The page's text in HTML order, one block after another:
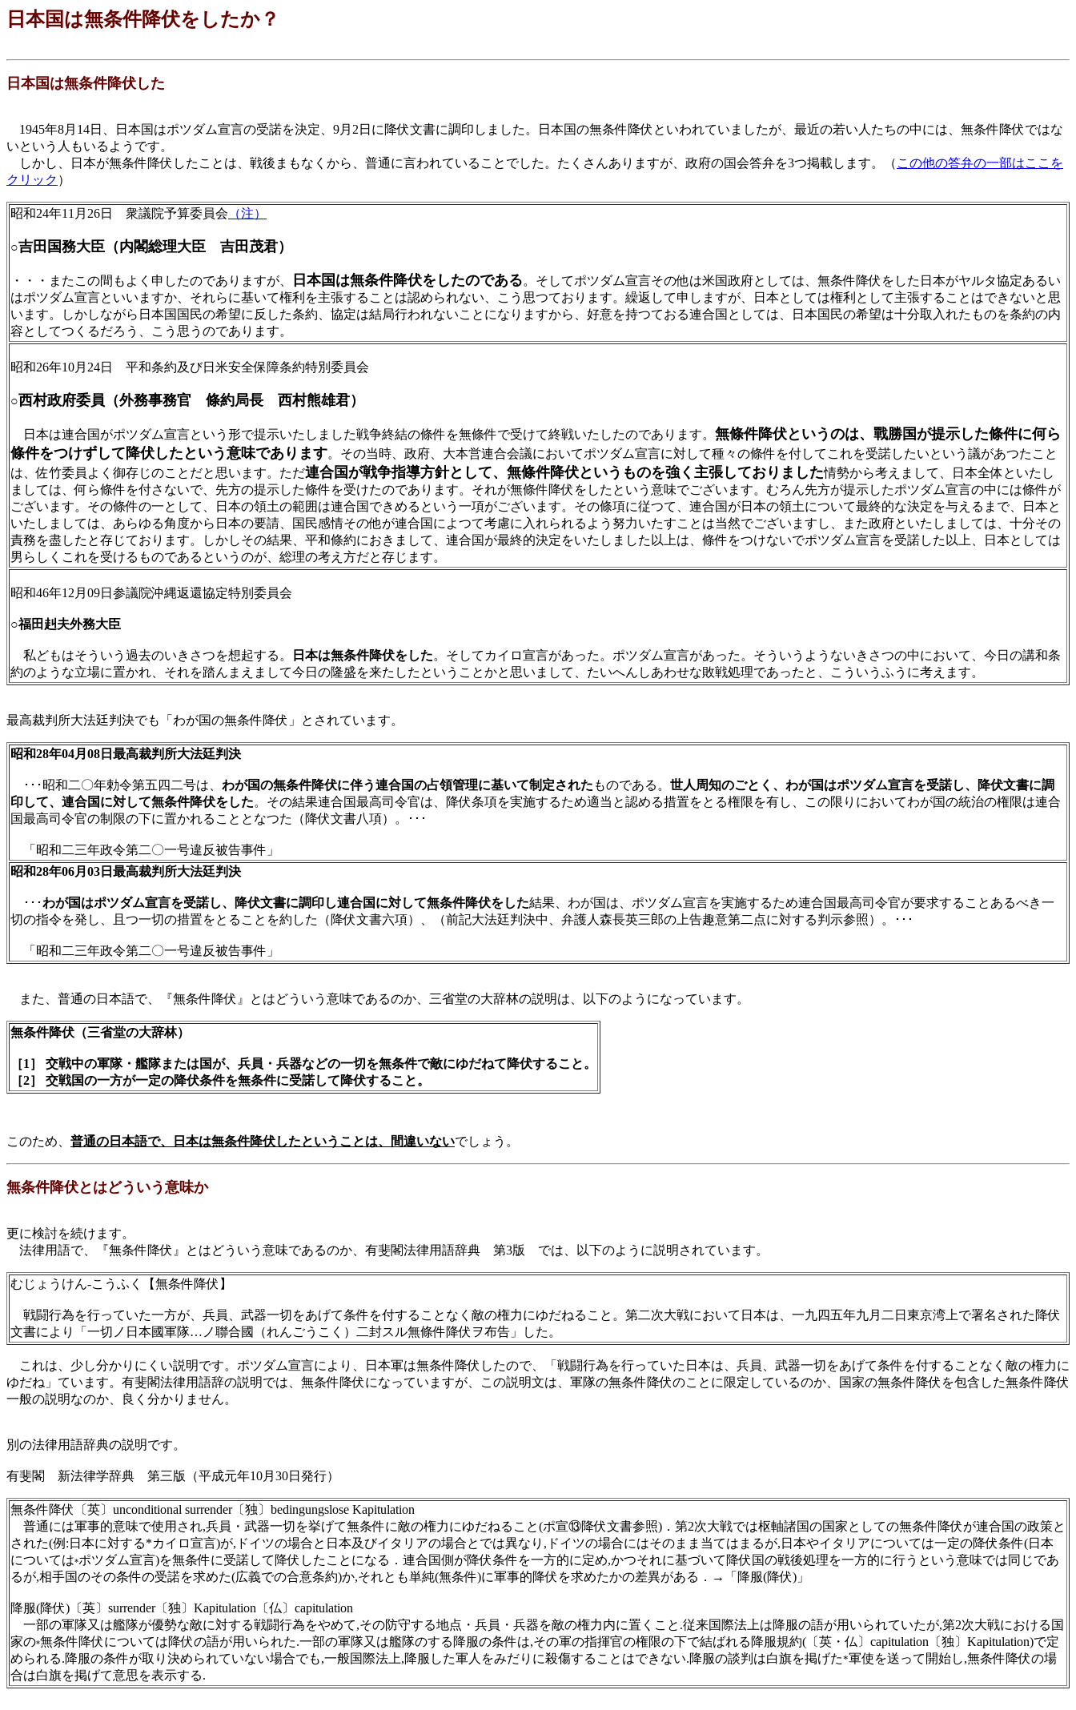
日本国は無条件降伏をしたか？
日本国は無条件降伏した
1945年8月14日、日本国はポツダム宣言の受諾を決定、9月2日に降伏文書に調印しました。日本国の無条件降伏といわれていましたが、最近の若い人たちの中には、無条件降伏ではな
いという人もいるようです。
しかし、日本が無条件降伏したことは、戦後まもなくから、普通に言われていることでした。たくさんありますが、政府の国会答弁を3つ掲載します。（ この他の答弁の一部はここを
クリック ）
昭和24年11月26日 衆議院予算委員会 （注）
○吉田国務大臣（内閣総理大臣 吉田茂君）
・・・またこの間もよく申したのでありますが、 日本国は無条件降伏をしたのである。そしてポツダム宣言その他は米国政府としては、無条件降伏をした日本がヤルタ協定あるい
はポツダム宣言といいますか、それらに基いて権利を主張することは認められない、こう思つております。繰返して申しますが、日本としては権利として主張することはできないと思
います。しかしながら日本国国民の希望に反した条約、協定は結局行われないことになりますから、好意を持つておる連合国としては、日本国民の希望は十分取入れたものを条約の内
容としてつくるだろう、こう思うのであります。
昭和26年10月24日 平和条約及び日米安全保障条約特別委員会
○西村政府委員（外務事務官 條約局長 西村熊雄君）
日本は連合国がポツダム宣言という形で提示いたしました戦争終結の條件を無條件で受けて終戦いたしたのであります。 無條件降伏というのは、戰勝国が提示した條件に何ら
條件をつけずして降伏したという意味であります。その当時、政府、大本営連合会議においてポツダム宣言に対して種々の條件を付してこれを受諾したいという議があつたこと
は、佐竹委員よく御存じのことだと思います。ただ連合国が戦争指導方針として、無條件降伏というものを強く主張しておりました情勢から考えまして、日本全体といたし
ましては、何ら條件を付さないで、先方の提示した條件を受けたのであります。それが無條件降伏をしたという意味でございます。むろん先方が提示したポツダム宣言の中には條件が
ございます。その條件の一として、日本の領土の範囲は連合国できめるという一項がございます。その條項に従つて、連合国が日本の領土について最終的な決定を与えるまで、日本と
いたしましては、あらゆる角度から日本の要請、国民感情その他が連合国によつて考慮に入れられるよう努力いたすことは当然でございますし、また政府といたしましては、十分その
責務を盡したと存じております。しかしその結果、平和條約におきまして、連合国が最終的決定をいたしました以上は、條件をつけないでポツダム宣言を受諾した以上、日本としては
男らしくこれを受けるものであるというのが、総理の考え方だと存じます。
昭和46年12月09日参議院沖縄返還協定特別委員会
○福田赳夫外務大臣
私どもはそういう過去のいきさつを想起する。 日本は無条件降伏をした。そしてカイロ宣言があった。ポツダム宣言があった。そういうようないきさつの中において、今日の講和条
約のような立場に置かれ、それを踏んまえまして今日の隆盛を来たしたということかと思いまして、たいへんしあわせな敗戦処理であったと、こういうふうに考えます。
最高裁判所大法廷判決でも「わが国の無条件降伏」とされています。
昭和28年04月08日最高裁判所大法廷判決
･･･昭和二〇年勅令第五四二号は、 わが国の無条件降伏に伴う連合国の占領管理に基いて制定された ものである。 世人周知のごとく、わが国はポツダム宣言を受諾し、降伏文書に調
印して、連合国に対して無条件降伏をした。その結果連合国最高司令官は、降伏条項を実施するため適当と認める措置をとる権限を有し、この限りにおいてわが国の統治の権限は連合
国最高司令官の制限の下に置かれることとなつた（降伏文書八項）。･･･
「昭和二三年政令第二〇一号違反被告事件」
昭和28年06月03日最高裁判所大法廷判決
･･･わが国はポツダム宣言を受諾し、降伏文書に調印し連合国に対して無条件降伏をした結果、わが国は、ポツダム宣言を実施するため連合国最高司令官が要求することあるべき一
切の指令を発し、且つ一切の措置をとることを約した（降伏文書六項）、（前記大法廷判決中、弁護人森長英三郎の上告趣意第二点に対する判示参照）。･･･
「昭和二三年政令第二〇一号違反被告事件」
また、普通の日本語で、『無条件降伏』とはどういう意味であるのか、三省堂の大辞林の説明は、以下のようになっています。
無条件降伏（三省堂の大辞林）
［1］ 交戦中の軍隊・艦隊または国が、兵員・兵器などの一切を無条件で敵にゆだねて降伏すること。
［2］ 交戦国の一方が一定の降伏条件を無条件に受諾して降伏すること。
このため、 普通の日本語で、日本は無条件降伏したということは、間違いないでしょう。
無条件降伏とはどういう意味か
更に検討を続けます。
法律用語で、『無条件降伏』とはどういう意味であるのか、有斐閣法律用語辞典 第3版 では、以下のように説明されています。
むじょうけん-こうふく【無条件降伏】
戦闘行為を行っていた一方が、兵員、武器一切をあげて条件を付することなく敵の権力にゆだねること。第二次大戦において日本は、一九四五年九月二日東京湾上で署名された降伏
文書により「一切ノ日本國軍隊…ノ聯合國（れんごうこく）二封スル無條件降伏ヲ布告」した。
これは、少し分かりにくい説明です。ポツダム宣言により、日本軍は無条件降伏したので、「戦闘行為を行っていた日本は、兵員、武器一切をあげて条件を付することなく敵の権力に
ゆだね」ています。有斐閣法律用語辞の説明では、無条件降伏になっていますが、この説明文は、軍隊の無条件降伏のことに限定しているのか、国家の無条件降伏を包含した無条件降伏
一般の説明なのか、良く分かりません。
別の法律用語辞典の説明です。
有斐閣 新法律学辞典 第三版（平成元年10月30日発行）
無条件降伏〔英〕unconditional surrender〔独〕bedingungslose Kapitulation
普通には軍事的意味で使用され,兵員・武器一切を挙げて無条件に敵の権力にゆだねること(ポ宣⑬降伏文書参照)．第2次大戦では枢軸諸国の国家としての無条件降伏が連合国の政策と
された(例:日本に対する*カイロ宣言)が,ドイツの場合と日本及びイタリアの場合とでは異なり,ドイツの場合にはそのまま当てはまるが,日本やイタリアについては一定の降伏条件(日本
については*ポツダム宣言)を無条件に受諾して降伏したことになる．連合国側が降伏条件を一方的に定め,かつそれに基づいて降伏国の戦後処理を一方的に行うという意味では同じであ
るが,相手国のその条件の受諾を求めた(広義での合意条約)か,それとも単純(無条件)に軍事的降伏を求めたかの差異がある．→「降服(降伏)」
降服(降伏)〔英〕surrender〔独〕Kapitulation〔仏〕capitulation
一部の軍隊又は艦隊が優勢な敵に対する戦闘行為をやめて,その防守する地点・兵員・兵器を敵の権力内に置くこと.従来国際法上は降服の語が用いられていたが,第2次大戦における国
家の*無条件降伏については降伏の語が用いられた.一部の軍隊又は艦隊のする降服の条件は,その軍の指揮官の権限の下で結ばれる降服規約(〔英・仏〕capitulation〔独〕Kapitulation)で定
められる.降服の条件が取り決められていない場合でも,一般国際法上,降服した軍人をみだりに殺傷することはできない.降服の談判は白旗を掲げた*軍使を送って開始し,無条件降伏の場
合は白旗を掲げて意思を表示する.